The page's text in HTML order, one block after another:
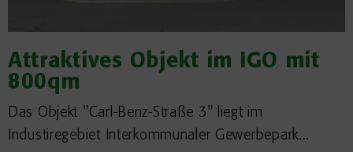
Attraktives Objekt im IGO mit
800qm
Das Objekt "Carl-Benz-Straße 3" liegt im
Industiregebiet Interkommunaler Gewerbepark...